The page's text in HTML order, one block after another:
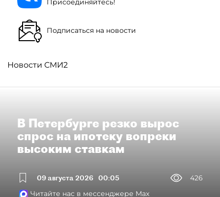
Подписаться на новости
Новости СМИ2
В Петербурге резко вырос
спрос на ипотеку вопреки
высоким ставкам
09 августа 2026 00:05
426
Читайте нас в мессенджере Max